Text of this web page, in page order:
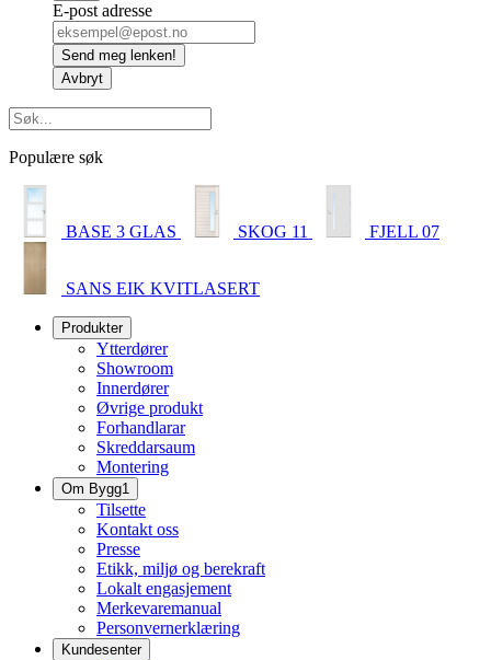
E-post adresse
Send meg lenken!
Avbryt
Populære søk
BASE 3 GLAS SKOG 11 FJELL 07
SANS EIK KVITLASERT
Produkter
Ytterdører
Showroom
Innerdører
Øvrige produkt
Forhandlarar
Skreddarsaum
Montering
Om Bygg1
Tilsette
Kontakt oss
Presse
Etikk, miljø og berekraft
Lokalt engasjement
Merkevaremanual
Personvernerklæring
Kundesenter